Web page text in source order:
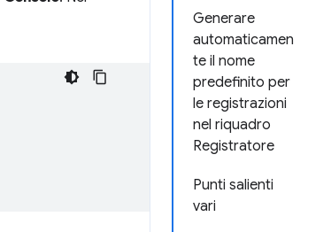
Generare
automaticamen
te il nome
predefinito per
le registrazioni
nel riquadro
Registratore
Punti salienti
vari